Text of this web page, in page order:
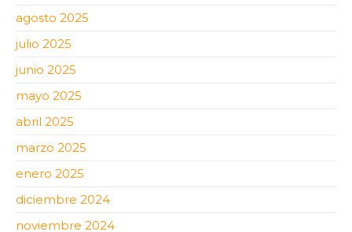
agosto 2025
julio 2025
junio 2025
mayo 2025
abril 2025
marzo 2025
enero 2025
diciembre 2024
noviembre 2024